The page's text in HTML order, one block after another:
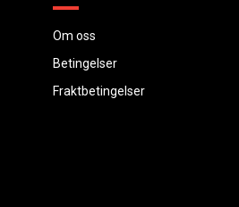
Om oss
Betingelser
Fraktbetingelser